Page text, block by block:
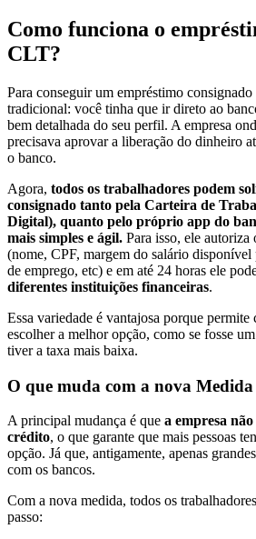
Como funciona o
CLT?
Para conseguir um empréstimo
tradicional: você tinha que ir direto ao
bem detalhada do seu perfil. A empresa
precisava aprovar a liberação do dinheiro
o banco.
Agora, todos os trabalhadores podem
consignado tanto pela Carteira de
Digital), quanto pelo próprio app do
mais simples e ágil. Para isso, ele autoriza
(nome, CPF, margem do salário disponível
de emprego, etc) e em até 24 horas ele
diferentes instituições financeiras.
Essa variedade é vantajosa porque permite
escolher a melhor opção, como se fosse
tiver a taxa mais baixa.
O que muda com a nova
A principal mudança é que a empresa
crédito, o que garante que mais pessoas
opção. Já que, antigamente, apenas
com os bancos.
Com a nova medida, todos os
passo: